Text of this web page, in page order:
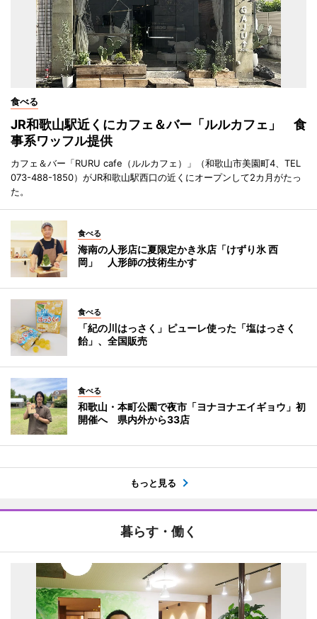
食べる
JR和歌山駅近くにカフェ＆バー「ルルカフェ」 食
事系ワッフル提供
カフェ＆バー「RURU cafe（ルルカフェ）」（和歌山市美園町4、TEL
073-488-1850）がJR和歌山駅西口の近くにオープンして2カ月がたっ
た。
食べる
海南の人形店に夏限定かき氷店「けずり氷 西
岡」 人形師の技術生かす
食べる
「紀の川はっさく」ピューレ使った「塩はっさく
飴」、全国販売
食べる
和歌山・本町公園で夜市「ヨナヨナエイギョウ」初
開催へ 県内外から33店
もっと見る
暮らす・働く